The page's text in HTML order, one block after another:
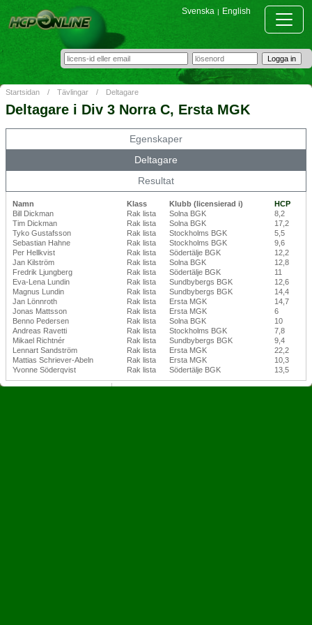
Svenska | English
Startsidan / Tävlingar / Deltagare
Deltagare i Div 3 Norra C, Ersta MGK
Egenskaper
Deltagare
Resultat
Namn Klass Klubb (licensierad i)
HCP
Bill Dickman
Rak lista Solna BGK
8,2
Tim Dickman
Rak lista Solna BGK
17,2
Tyko Gustafsson
Rak lista Stockholms BGK
5,5
Sebastian Hahne
Rak lista Stockholms BGK
9,6
Per Hellkvist
Rak lista Södertälje BGK
12,2
Jan Kilström
Rak lista Solna BGK
12,8
Fredrik Ljungberg
Rak lista Södertälje BGK
11
Eva-Lena Lundin
Rak lista Sundbybergs BGK
12,6
Magnus Lundin
Rak lista Sundbybergs BGK
14,4
Jan Lönnroth
Rak lista Ersta MGK
14,7
Jonas Mattsson
Rak lista Ersta MGK
6
Benno Pedersen
Rak lista Solna BGK
10
Andreas Ravetti
Rak lista Stockholms BGK
7,8
Mikael Richtnér
Rak lista Sundbybergs BGK
9,4
Lennart Sandström
Rak lista Ersta MGK
22,2
Mattias Schriever-Abeln
Rak lista Ersta MGK
10,3
Yvonne Söderqvist
Rak lista Södertälje BGK 13,5